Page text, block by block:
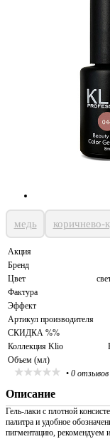
медь коричнево-
Акция
Бренд
Цвет
Фактура
Эффект
Артикул производителя
СКИДКА %%
Коллекция Klio
Объем (мл)
• 0 отзывов
Описание
Гель-лаки с плотной
палитра и удобное
пигментацию, рекомендуем